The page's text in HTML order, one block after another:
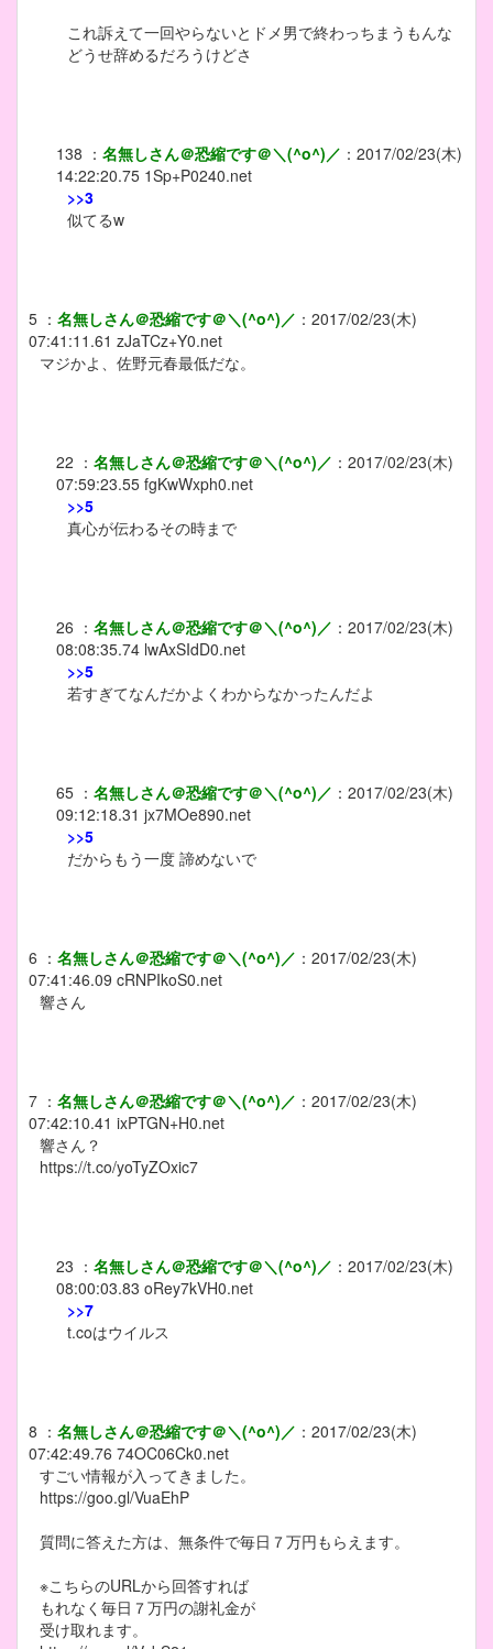
これ訴えて一回やらないとドメ男で終わっちまうもんな
どうせ辞めるだろうけどさ
138 ： 名無しさん＠恐縮です＠＼(^o^)／ ： 2017/02/23(木)
14:22:20.75 1Sp+P0240.net
>>3
似てるw
5 ： 名無しさん＠恐縮です＠＼(^o^)／ ： 2017/02/23(木)
07:41:11.61 zJaTCz+Y0.net
マジかよ、佐野元春最低だな。
22 ： 名無しさん＠恐縮です＠＼(^o^)／ ： 2017/02/23(木)
07:59:23.55 fgKwWxph0.net
>>5
真心が伝わるその時まで
26 ： 名無しさん＠恐縮です＠＼(^o^)／ ： 2017/02/23(木)
08:08:35.74 lwAxSIdD0.net
>>5
若すぎてなんだかよくわからなかったんだよ
65 ： 名無しさん＠恐縮です＠＼(^o^)／ ： 2017/02/23(木)
09:12:18.31 jx7MOe890.net
>>5
だからもう一度 諦めないで
6 ： 名無しさん＠恐縮です＠＼(^o^)／ ： 2017/02/23(木)
07:41:46.09 cRNPIkoS0.net
響さん
7 ： 名無しさん＠恐縮です＠＼(^o^)／ ： 2017/02/23(木)
07:42:10.41 ixPTGN+H0.net
響さん？
https://t.co/yoTyZOxic7
23 ： 名無しさん＠恐縮です＠＼(^o^)／ ： 2017/02/23(木)
08:00:03.83 oRey7kVH0.net
>>7
t.coはウイルス
8 ： 名無しさん＠恐縮です＠＼(^o^)／ ： 2017/02/23(木)
07:42:49.76 74OC06Ck0.net
すごい情報が入ってきました。
https://goo.gl/VuaEhP
質問に答えた方は、無条件で毎日７万円もらえます。
※こちらのURLから回答すれば
もれなく毎日７万円の謝礼金が
受け取れます。